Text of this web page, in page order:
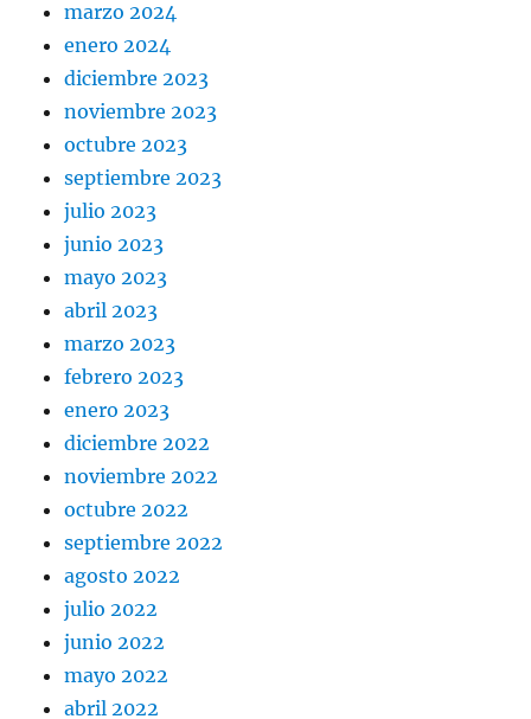
marzo 2024
enero 2024
diciembre 2023
noviembre 2023
octubre 2023
septiembre 2023
julio 2023
junio 2023
mayo 2023
abril 2023
marzo 2023
febrero 2023
enero 2023
diciembre 2022
noviembre 2022
octubre 2022
septiembre 2022
agosto 2022
julio 2022
junio 2022
mayo 2022
abril 2022